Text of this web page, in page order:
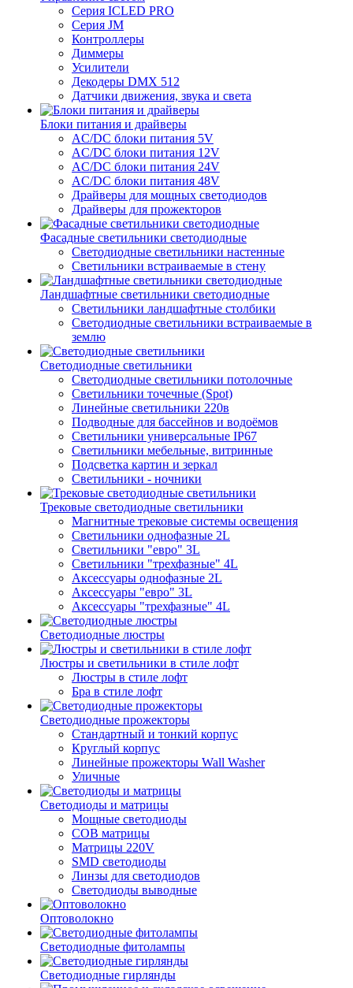
Серия ICLED PRO
Серия JM
Контроллеры
Диммеры
Усилители
Декодеры DMX 512
Датчики движения, звука и света
Блоки питания и драйверы
AC/DC блоки питания 5V
AC/DC блоки питания 12V
AC/DC блоки питания 24V
AC/DC блоки питания 48V
Драйверы для мощных светодиодов
Драйверы для прожекторов
Фасадные светильники светодиодные
Светодиодные светильники настенные
Светильники встраиваемые в стену
Ландшафтные светильники светодиодные
Светильники ландшафтные столбики
Светодиодные светильники встраиваемые в
землю
Светодиодные светильники
Светодиодные светильники потолочные
Светильники точечные (Spot)
Линейные светильники 220в
Подводные для бассейнов и водоёмов
Светильники универсальные IP67
Светильники мебельные, витринные
Подсветка картин и зеркал
Светильники - ночники
Трековые светодиодные светильники
Магнитные трековые системы освещения
Светильники однофазные 2L
Светильники "евро" 3L
Светильники "трехфазные" 4L
Аксессуары однофазные 2L
Аксессуары "евро" 3L
Аксессуары "трехфазные" 4L
Светодиодные люстры
Люстры и светильники в стиле лофт
Люстры в стиле лофт
Бра в стиле лофт
Светодиодные прожекторы
Стандартный и тонкий корпус
Круглый корпус
Линейные прожекторы Wall Washer
Уличные
Светодиоды и матрицы
Мощные светодиоды
COB матрицы
Матрицы 220V
SMD светодиоды
Линзы для светодиодов
Светодиоды выводные
Оптоволокно
Светодиодные фитолампы
Светодиодные гирлянды